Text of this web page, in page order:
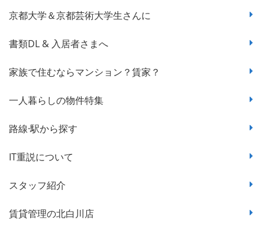
京都大学＆京都芸術大学生さんに
書類DL & 入居者さまへ
家族で住むならマンション？賃家？
一人暮らしの物件特集
路線·駅から探す
IT重説について
スタッフ紹介
賃貸管理の北白川店